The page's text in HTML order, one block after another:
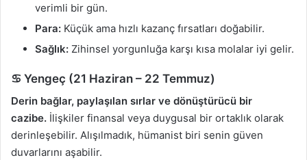
verimli bir gün.
Para: Küçük ama hızlı kazanç fırsatları doğabilir.
Sağlık: Zihinsel yorgunluğa karşı kısa molalar iyi gelir.
♋ Yengeç (21 Haziran – 22 Temmuz)
Derin bağlar, paylaşılan sırlar ve dönüştürücü bir
cazibe. İlişkiler finansal veya duygusal bir ortaklık olarak
derinleşebilir. Alışılmadık, hümanist biri senin güven
duvarlarını aşabilir.